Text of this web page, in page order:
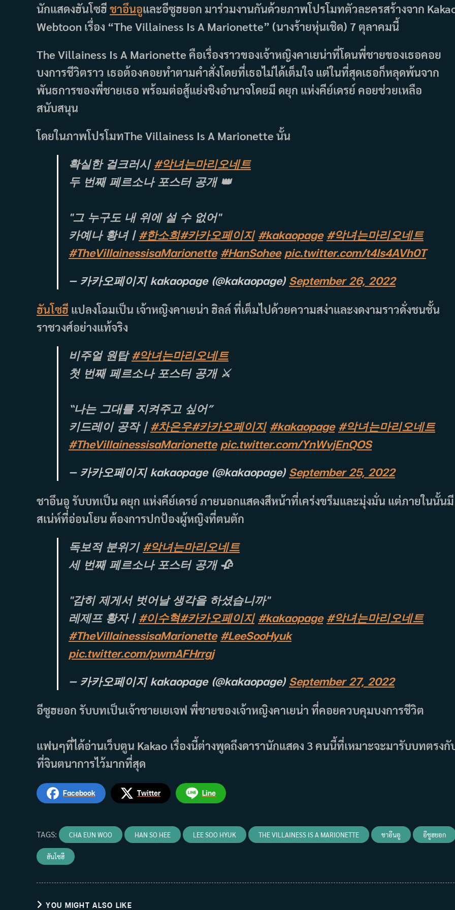
นักแสดงฮันโซฮี ชาอึนอูและอีซูฮยอก มาร่วมงานกันด้วยภาพโปรโมทตัวละครสร้างจาก
Webtoon เรื่อง “The Villainess Is A Marionette” (นางร้ายหุ่นเชิด) 7 ตุลาคมนี้
The Villainess Is A Marionette คือเรื่องราวของเจ้าหญิงคาเยน่าที่โดนพี่ชายของเธอคอย
บงการชีวิตราว เธอต้องคอยทำตามคำสั่งโดยที่เธอไม่ได้เต็มใจ แต่ในที่สุดเธอก็หลุดพ้นจาก
พันธการของพี่ชายเธอ พร้อมต่อสู้แย่งชิงอำนาจโดยมี ดยุก แห่งคีย์เดรย์ คอยช่วยเหลือ
สนับสนุน
โดยในภาพโปรโมทThe Villainess Is A Marionette นั้น
확실한 걸크러시#악녀는마리오네트
두 번째 페르소나 포스터 공개 👑
"그 누구도 내 위에 설 수 없어"
카예나 황녀 |#한소희#카카오페이지 #kakaopage #악녀는마리오네트
#TheVillainessisaMarionette #HanSohee pic.twitter.com/t4ls4AVh0T
— 카카오페이지 kakaopage (@kakaopage)September 26, 2022
ฮันโซฮี แปลงโฉมเป็น เจ้าหญิงคาเยน่า ฮิลล์ ที่เต็มไปด้วยความสง่าและงดงามราวดั่งชนชั้น
ราชวงศ์อย่างแท้จริง
비주얼 원탑#악녀는마리오네트
첫 번째 페르소나 포스터 공개 ⚔️
“나는 그대를 지켜주고 싶어”
키드레이 공작｜#차은우#카카오페이지 #kakaopage #악녀는마리오네트
#TheVillainessisaMarionette pic.twitter.com/YnWvjEnQOS
— 카카오페이지 kakaopage (@kakaopage)September 25, 2022
ชาอึนอู รับบทเป็น ดยุก แห่งคีย์เดรย์ ภายนอกแสดงสีหน้าที่เคร่งขรึมและมุ่งมั่น แต่ภายในนั้นมี
สเน่ห์ที่อ่อนโยน ต้องการปกป้องผู้หญิงที่ตนตัก
독보적 분위기#악녀는마리오네트
세 번째 페르소나 포스터 공개 🥀
"감히 제게서 벗어날 생각을 하셨습니까"
레제프 황자 |#이수혁#카카오페이지 #kakaopage #악녀는마리오네트
#TheVillainessisaMarionette #LeeSooHyuk
pic.twitter.com/pwmAFHrrgj
— 카카오페이지 kakaopage (@kakaopage)September 27, 2022
อีซูฮยอก รับบทเป็นเจ้าชายเยเจฟ พี่ชายของเจ้าหญิงคาเยน่า ที่คอยควบคุมบงการชีวิต
แฟนๆที่ได้อ่านเว็บตูน Kakao เรื่องนี้ต่างพูดถึงดารานักแสดง 3 คนนี้ที่เหมาะจะมารับบทตรงกั
ที่จินตนาการไว้มากที่สุด
Facebook Twitter Line
TAGS: CHA EUN WOO HAN SO HEE LEE SOO HYUK THE VILLAINESS IS A MARIONETTE ชาอึนอู อีซูฮยอก
ฮันโซฮี
YOU MIGHT ALSO LIKE